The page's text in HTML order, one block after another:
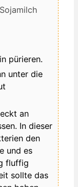
pürieren.
unter die
an
In dieser
den
und es
fluffig
sollte das